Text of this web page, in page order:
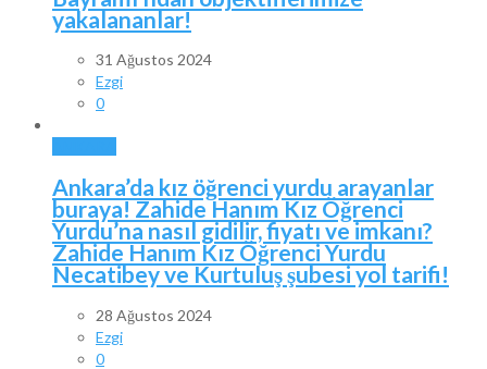
yakalananlar!
31 Ağustos 2024
Ezgi
0
Ankara’da kız öğrenci yurdu arayanlar
buraya! Zahide Hanım Kız Öğrenci
Yurdu’na nasıl gidilir, fiyatı ve imkanı?
Zahide Hanım Kız Öğrenci Yurdu
Necatibey ve Kurtuluş şubesi yol tarifi!
28 Ağustos 2024
Ezgi
0